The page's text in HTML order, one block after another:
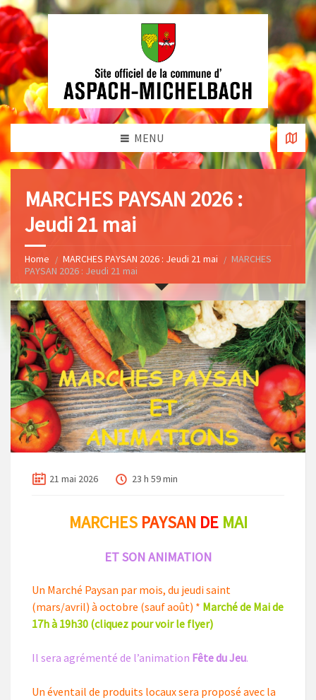
MENU
MARCHES PAYSAN 2026 :
Jeudi 21 mai
Home MARCHES PAYSAN 2026 : Jeudi 21 mai
MARCHES
PAYSAN 2026 : Jeudi 21 mai
21 mai 2026 23 h 59 min
MARCHES PAYSAN DE MAI
ET SON ANIMATION
Un Marché Paysan par mois, du jeudi saint
(mars/avril) à octobre (sauf août) * Marché de Mai de
17h à 19h30 (cliquez pour voir le flyer)
Il sera agrémenté de l’animation Fête du Jeu.
Un éventail de produits locaux sera proposé avec la